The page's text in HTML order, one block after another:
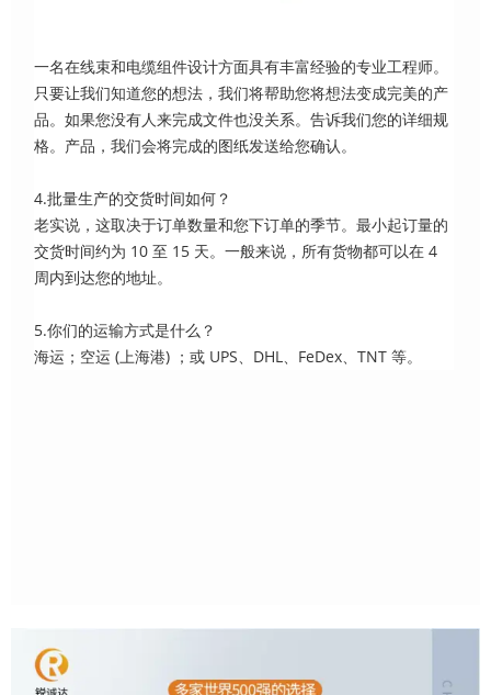
一名在线束和电缆组件设计方面具有丰富经验的专业工程师。
只要让我们知道您的想法，我们将帮助您将想法变成完美的产
品。如果您没有人来完成文件也没关系。告诉我们您的详细规
格。产品，我们会将完成的图纸发送给您确认。
4.批量生产的交货时间如何？
老实说，这取决于订单数量和您下订单的季节。最小起订量的
交货时间约为 10 至 15 天。一般来说，所有货物都可以在 4
周内到达您的地址。
5.你们的运输方式是什么？
海运；空运 (上海港) ；或 UPS、DHL、FeDex、TNT 等。